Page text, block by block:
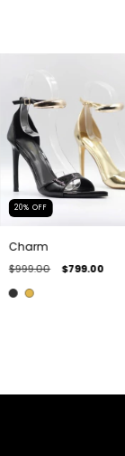
20% OFF
Charm
$999.00 $799.00